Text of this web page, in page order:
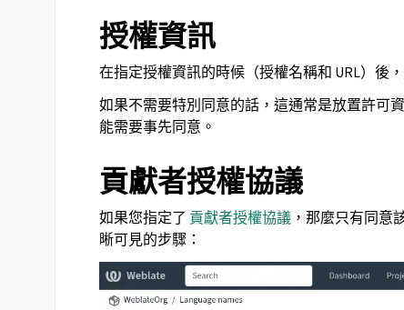
授權資訊
在指定授權資訊的時候（授權名稱和 URL）後
如果不需要特別同意的話，這通常是放置許可
能需要事先同意。
貢獻者授權協議
如果您指定了 貢獻者授權協議 ，那麼只有同意
晰可見的步驟：